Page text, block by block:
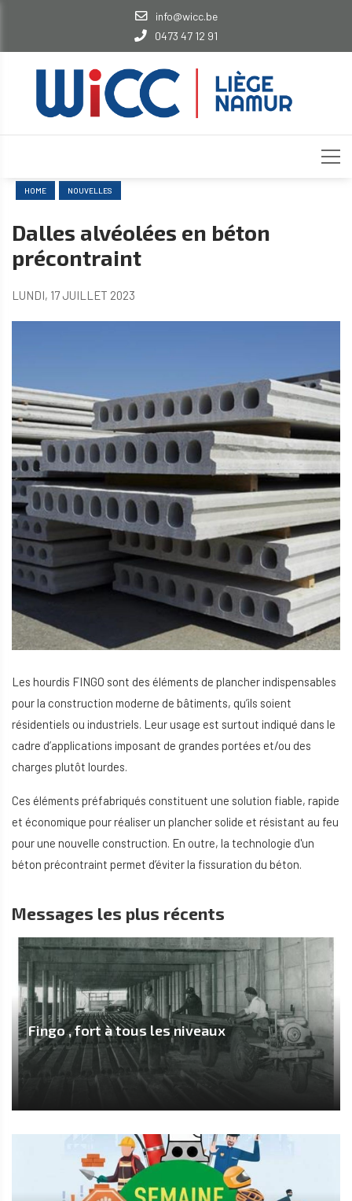
info@wicc.be
0473 47 12 91
HOME NOUVELLES
Dalles alvéolées en béton
précontraint
LUNDI, 17 JUILLET 2023
Les hourdis FINGO sont des éléments de plancher indispensables
pour la construction moderne de bâtiments, qu’ils soient
résidentiels ou industriels. Leur usage est surtout indiqué dans le
cadre d’applications imposant de grandes portées et/ou des
charges plutôt lourdes.
Ces éléments préfabriqués constituent une solution fiable, rapide
et économique pour réaliser un plancher solide et résistant au feu
pour une nouvelle construction. En outre, la technologie d'un
béton précontraint permet d’éviter la fissuration du béton.
Messages les plus récents
Fingo , fort à tous les niveaux